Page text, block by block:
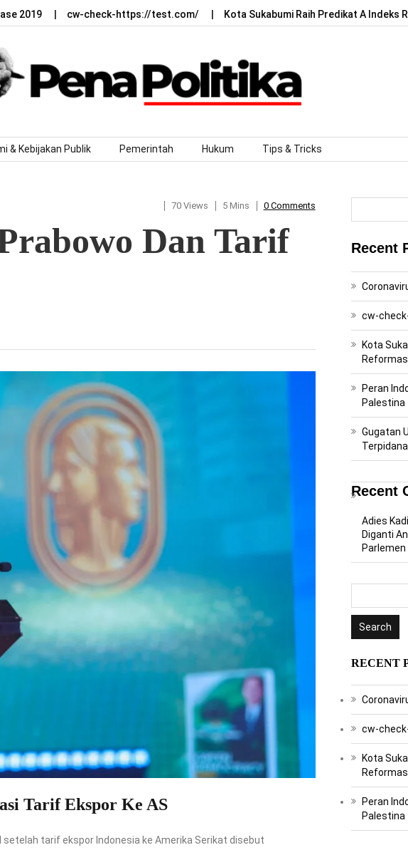
2019 cw-check-https://test.com/ Kota Sukabumi Raih Predikat A Indeks
& Kebijakan Publik Pemerintah Hukum Tips & Tricks
70 Views 5 Mins 0 Comments
Dan Tarif
Tarif Ekspor Ke AS
setelah tarif ekspor Indonesia ke Amerika Serikat disebut
Recent
cw-
Kota
Peran
Palestina
Gugatan
Terpidana
Recent
Adies
Diganti
RECENT
cw-
Kota
Peran
Palestina